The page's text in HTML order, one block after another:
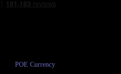
POE Currency